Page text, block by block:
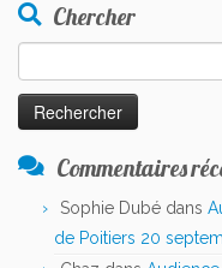
Chercher
Commentaires
Sophie Dubé dans
de Poitiers 20